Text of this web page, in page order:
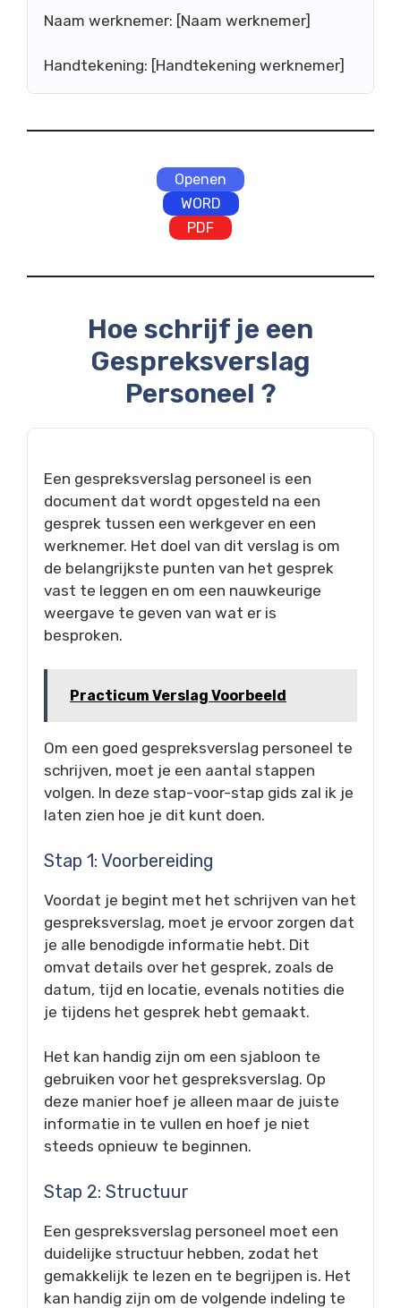
Naam werknemer: [Naam werknemer]
Handtekening: [Handtekening werknemer]
Openen
WORD
PDF
Hoe schrijf je een
Gespreksverslag
Personeel ?
Een gespreksverslag personeel is een
document dat wordt opgesteld na een
gesprek tussen een werkgever en een
werknemer. Het doel van dit verslag is om
de belangrijkste punten van het gesprek
vast te leggen en om een nauwkeurige
weergave te geven van wat er is
besproken.
Practicum Verslag Voorbeeld
Om een goed gespreksverslag personeel te
schrijven, moet je een aantal stappen
volgen. In deze stap-voor-stap gids zal ik je
laten zien hoe je dit kunt doen.
Stap 1: Voorbereiding
Voordat je begint met het schrijven van het
gespreksverslag, moet je ervoor zorgen dat
je alle benodigde informatie hebt. Dit
omvat details over het gesprek, zoals de
datum, tijd en locatie, evenals notities die
je tijdens het gesprek hebt gemaakt.
Het kan handig zijn om een sjabloon te
gebruiken voor het gespreksverslag. Op
deze manier hoef je alleen maar de juiste
informatie in te vullen en hoef je niet
steeds opnieuw te beginnen.
Stap 2: Structuur
Een gespreksverslag personeel moet een
duidelijke structuur hebben, zodat het
gemakkelijk te lezen en te begrijpen is. Het
kan handig zijn om de volgende indeling te